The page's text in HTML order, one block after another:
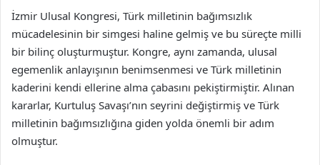
İzmir Ulusal Kongresi, Türk milletinin bağımsızlık
mücadelesinin bir simgesi haline gelmiş ve bu süreçte milli
bir bilinç oluşturmuştur. Kongre, aynı zamanda, ulusal
egemenlik anlayışının benimsenmesi ve Türk milletinin
kaderini kendi ellerine alma çabasını pekiştirmiştir. Alınan
kararlar, Kurtuluş Savaşı’nın seyrini değiştirmiş ve Türk
milletinin bağımsızlığına giden yolda önemli bir adım
olmuştur.